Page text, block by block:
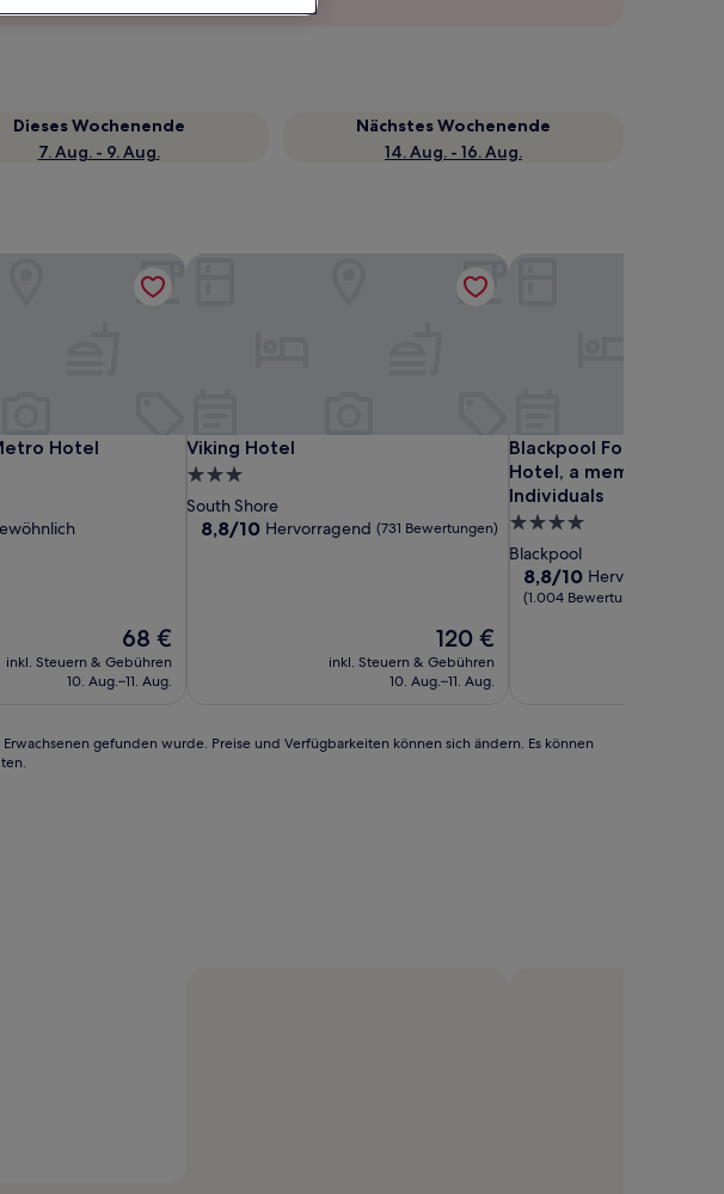
Dieses Wochenende
7. Aug. - 9. Aug.
Nächstes Wochenende
14. Aug. - 16. Aug.
Hotel
Hotel
Der
Preis
beträgt
68 €
inkl. Steuern & Gebühren
10. Aug.–11. Aug.
Viking Hotel
Viking Hotel
3.0-
Sterne-
Unterkunft
South Shore
8.8
8,8/10 Hervorragend (731 Bewertungen)
Der
Preis
beträgt
120 €
inkl. Steuern & Gebühren
10. Aug.–11. Aug.
Blackpool Football
Hotel, a member of
Individuals
Blackpool Football Club
4.0-
Sterne-
Unterkunft
Blackpool
8.8
von
8,8/10 Hervorragend
(1.004 Bewertungen)
gefunden wurde. Preise und Verfügbarkeiten können sich ändern. Es können